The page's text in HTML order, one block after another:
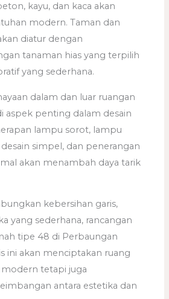
kayu, dan kaca akan
modern. Taman dan
diatur dengan
tanaman hias yang terpilih
yang sederhana.
dalam dan luar ruangan
aspek penting dalam desain
lampu sorot, lampu
simpel, dan penerangan
akan menambah daya tarik
kebersihan garis,
yang sederhana, rancangan
tipe 48 di Perbaungan
ini akan menciptakan ruang
tetapi juga
antara estetika dan